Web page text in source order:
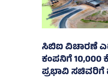
ಸಿಬಿಐ ವಿಚಾರಣೆ
ಕಂಪನಿಗೆ 10,000
ಪ್ರಭಾವಿ